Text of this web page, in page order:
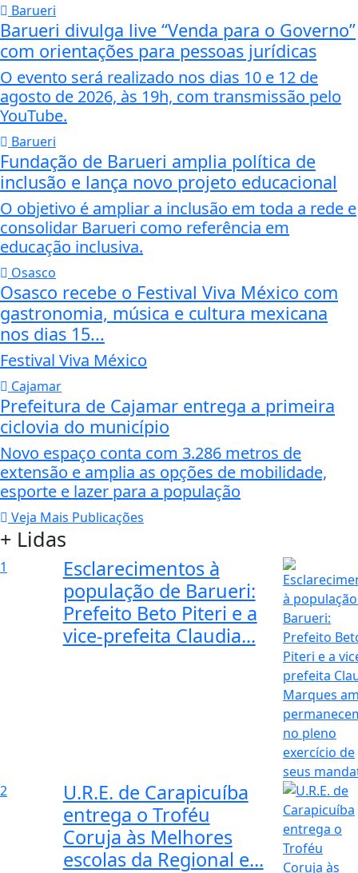
Barueri
Barueri divulga live “Venda para o Governo”
com orientações para pessoas jurídicas
O evento será realizado nos dias 10 e 12 de
agosto de 2026, às 19h, com transmissão pelo
YouTube.
Barueri
Fundação de Barueri amplia política de
inclusão e lança novo projeto educacional
O objetivo é ampliar a inclusão em toda a rede e
consolidar Barueri como referência em
educação inclusiva.
Osasco
Osasco recebe o Festival Viva México com
gastronomia, música e cultura mexicana
nos dias 15...
Festival Viva México
Cajamar
Prefeitura de Cajamar entrega a primeira
ciclovia do município
Novo espaço conta com 3.286 metros de
extensão e amplia as opções de mobilidade,
esporte e lazer para a população
Veja Mais Publicações
+ Lidas
1
Esclarecimentos à
população de Barueri:
Prefeito Beto Piteri e a
vice-prefeita Claudia...
2
U.R.E. de Carapicuíba
entrega o Troféu
Coruja às Melhores
escolas da Regional e...